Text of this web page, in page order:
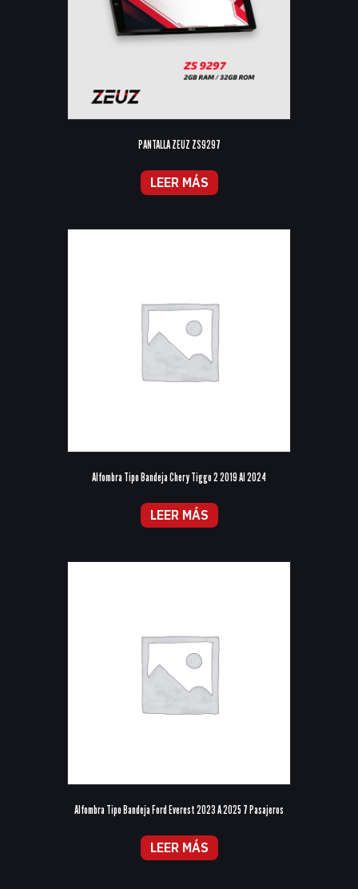
PANTALLA ZEUZ ZS9297
LEER MÁS
Alfombra Tipo Bandeja Chery Tiggo 2 2019 Al 2024
LEER MÁS
Alfombra Tipo Bandeja Ford Everest 2023 A 2025 7 Pasajeros
LEER MÁS